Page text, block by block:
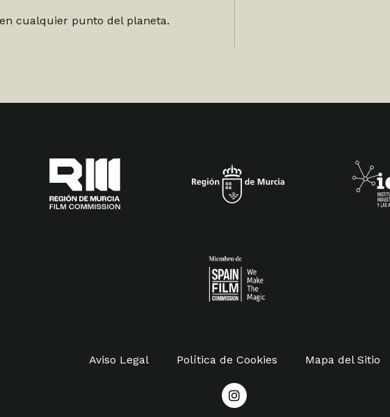
cualquier punto del planeta.
Aviso Legal Política de Cookies Mapa del Sitio
I
n